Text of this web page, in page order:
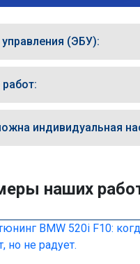
(ЭБУ):
индивидуальная
наших